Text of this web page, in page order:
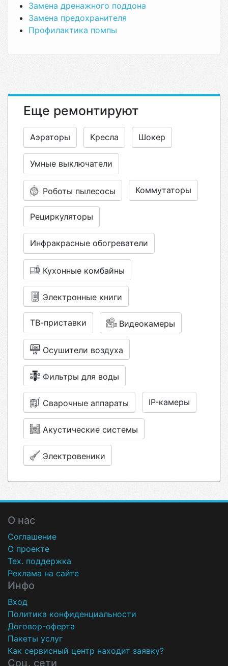
Замена дренажного поддона
Замена предохранителя
Профилактика помпы
Еще ремонтируют
Аэраторы Кресла Шокер
Умные выключатели
Роботы пылесосы Коммутаторы
Рециркуляторы
Инфракрасные обогреватели
Кухонные комбайны
Электронные книги
ТВ-приставки Видеокамеры
Осушители воздуха
Фильтры для воды
Сварочные аппараты IP-камеры
Акустические системы
Электровеники
О нас
Соглашение
О проекте
Тех. поддержка
Реклама на сайте
Инфо
Вход
Политика конфиденциальности
Договор-оферта
Пакеты услуг
Как сервисный центр находит заявку?
Соц. сети